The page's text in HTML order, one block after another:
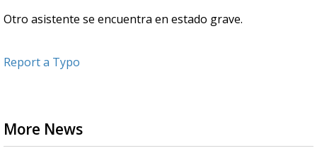
Otro asistente se encuentra en estado grave.
Report a Typo
More News